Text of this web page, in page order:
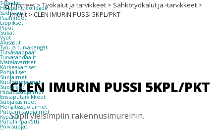
T-paidat
Hupparit, colleget
Sadeasut
Päähineet
Lippikset
Pipot
Sukat
Vyöt
Alusasut
Työ- ja turvakengät
Turvasaappaat
Turvasandaalit
Matalavartiset
Korkeavartiset
Pohjalliset
Suojaimet
Kuulosuojaimet
Suojalasit
Hitsaussuojaimet
Ensiaputarvikkeet
Suojakäsineet
Hengityssuojaimet
Putoamissuojaimet
Kypärät
Puhallinpaketti
Polvisuojat
Tuotteet>Työkalut ja tarvikkeet > Sähkötyökalut ja -tarvikkeet >
Imurit > CLEN IMURIN PUSSI 5KPL/PKT
CLEN IMURIN PUSSI 5KPL/PKT
Sopii yleisimpiin rakennusimureihin.